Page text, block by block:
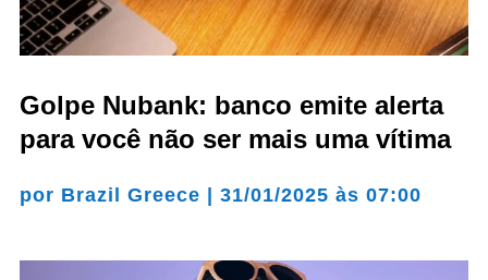
Golpe Nubank: banco emite alerta
para você não ser mais uma vítima
por Brazil Greece | 31/01/2025 às 07:00